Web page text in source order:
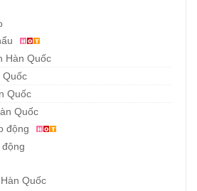
Hàn Quốc
Quốc
Quốc
Quốc
động
Quốc